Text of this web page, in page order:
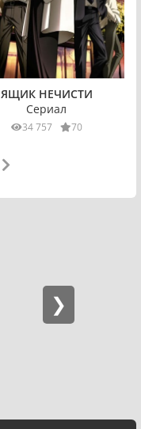
ЯЩИК НЕЧИСТИ
Сериал
34 757 70